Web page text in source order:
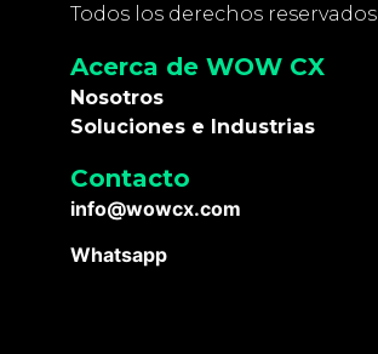
Todos los derechos reservados.
Acerca de WOW CX
Nosotros
Soluciones e Industrias
Contacto
info@wowcx.com
Whatsapp